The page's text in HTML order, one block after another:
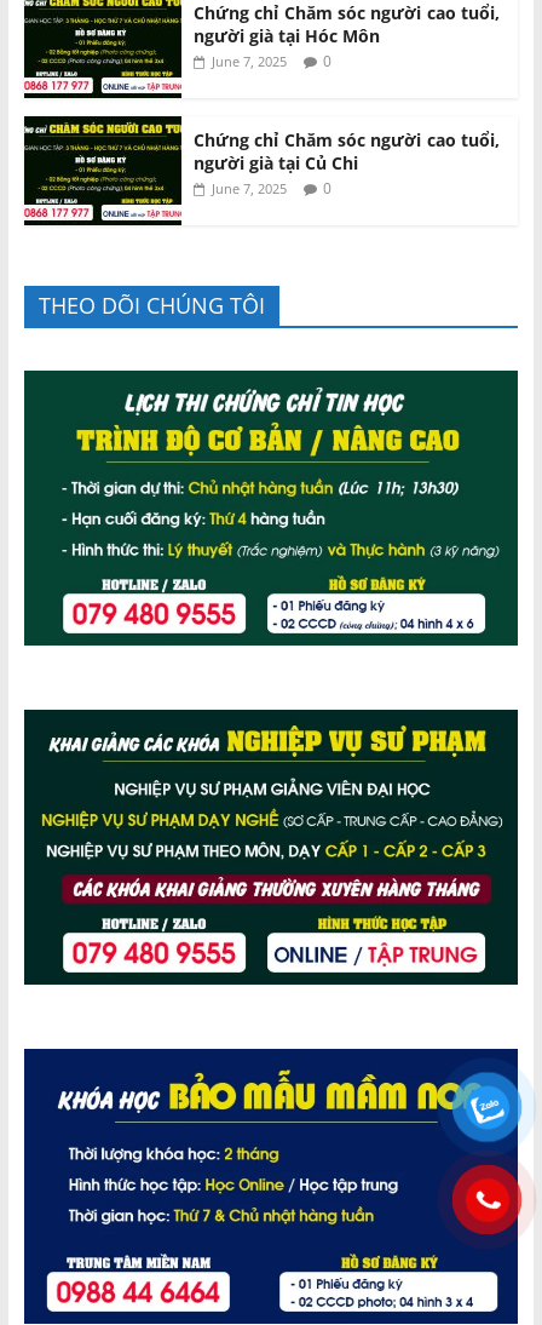
Chứng chỉ Chăm sóc người cao tuổi,
người già tại Hóc Môn
June 7, 2025 0
Chứng chỉ Chăm sóc người cao tuổi,
người già tại Củ Chi
June 7, 2025 0
THEO DÕI CHÚNG TÔI